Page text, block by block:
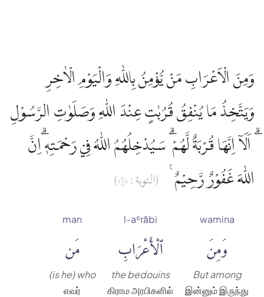
وَمِنَ الْاَعْرَابِ مَنْ يُّؤْمِنُ بِاللّٰهِ وَالْيَوْمِ الْاٰخِرِ
وَيَتَّخِذُ مَا يُنْفِقُ قُرُبٰتٍ عِنْدَ اللّٰهِ وَصَلَوٰتِ الرَّسُوْلِ
ۗ اَلَآ اِنَّهَا قُرْبَةٌ لَّهُمْ ۗ سَيُدْخِلُهُمُ اللّٰهُ فِيْ رَحْمَتِهٖ ۗاِنَّ
اللّٰهَ غَفُوْرٌ رَّحِيْمٌ ࣖ
(التوبة : ٩)
wamina
وَمِنَ
But among
இன்னும் இருந்து
l-aʿrābi
ٱلْأَعْرَابِ
the bedouins
கிராம அரபிகளில்
man
مَن
(is he) who
எவர்